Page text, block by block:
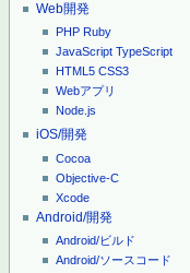
Web開発
PHP Ruby
JavaScript TypeScript
HTML5 CSS3
Webアプリ
Node.js
iOS/開発
Cocoa
Objective-C
Xcode
Android/開発
Android/ビルド
Android/ソースコード